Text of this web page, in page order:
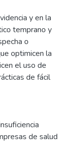
y en la
temprano y
o
optimicen la
el uso de
de fácil
de salud